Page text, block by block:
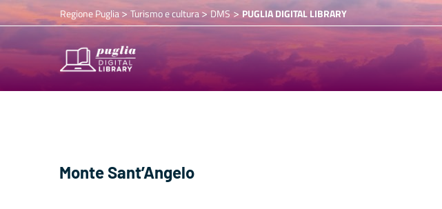
Regione Puglia> Turismo e cultura>DMS > PUGLIA DIGITAL LIBRARY
Monte Sant’Angelo